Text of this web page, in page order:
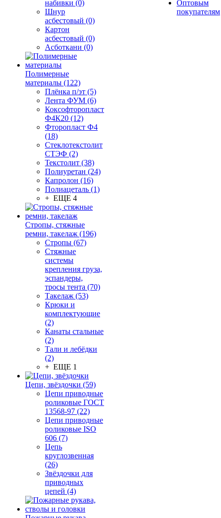
набивки (0)
Шнур
асбестовый (0)
Картон
асбестовый (0)
Асботкани (0)
Полимерные
материалы (122)
Плёнка п/эт (5)
Лента ФУМ (6)
Коксофторопласт
Ф4К20 (12)
Фторопласт Ф4
(18)
Стеклотекстолит
СТЭФ (2)
Текстолит (38)
Полиуретан (24)
Капролон (16)
Полиацеталь (1)
+ ЕЩЕ 4
Стропы, стяжные
ремни, такелаж (196)
Стропы (67)
Стяжные
системы
крепления груза,
эспандеры,
тросы тента (70)
Такелаж (53)
Крюки и
комплектующие
(2)
Канаты стальные
(2)
Тали и лебёдки
(2)
+ ЕЩЕ 1
Цепи, звёздочки (59)
Цепи приводные
роликовые ГОСТ
13568-97 (22)
Цепи приводные
роликовые ISO
606 (7)
Цепь
круглозвенная
(26)
Звёздочки для
приводных
цепей (4)
Оптовым
покупателям